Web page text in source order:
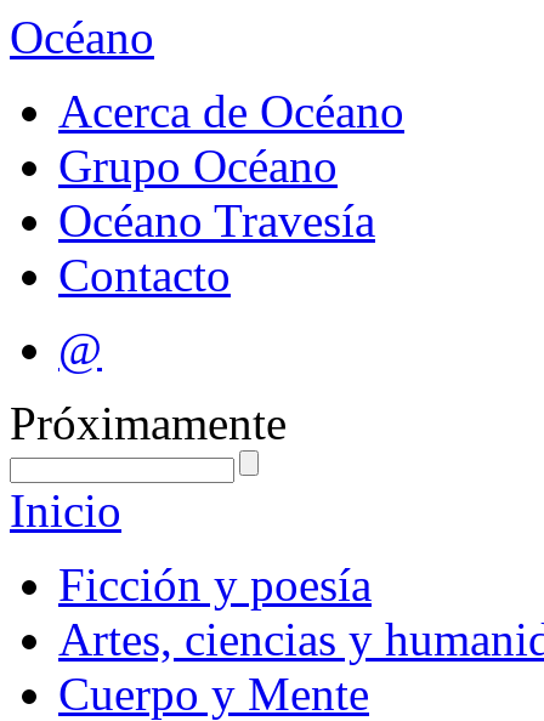
Océano
Acerca de Océano
Grupo Océano
Océano Travesía
Contacto
@
Próximamente
Inicio
Ficción y poesía
Artes, ciencias y
Cuerpo y Mente